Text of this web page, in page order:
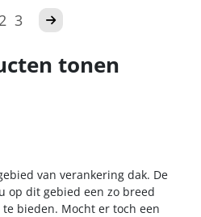
2 3
tonen
van verankering dak. De
op dit gebied een zo breed
bieden. Mocht er toch een